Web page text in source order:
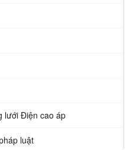
lưới Điện cao áp
luật